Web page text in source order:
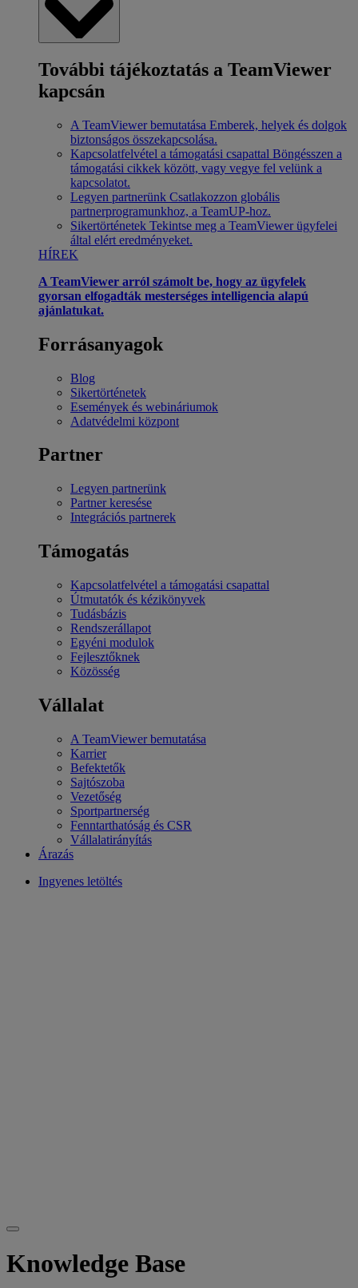
További tájékoztatás a TeamViewer
kapcsán
A TeamViewer bemutatása Emberek, helyek és dolgok
biztonságos összekapcsolása.
Kapcsolatfelvétel a támogatási csapattal Böngésszen a
támogatási cikkek között, vagy vegye fel velünk a
kapcsolatot.
Legyen partnerünk Csatlakozzon globális
partnerprogramunkhoz, a TeamUP-hoz.
Sikertörténetek Tekintse meg a TeamViewer ügyfelei
által elért eredményeket.
HÍREK
A TeamViewer arról számolt be, hogy az ügyfelek
gyorsan elfogadták mesterséges intelligencia alapú
ajánlatukat.
Forrásanyagok
Blog
Sikertörténetek
Események és webináriumok
Adatvédelmi központ
Partner
Legyen partnerünk
Partner keresése
Integrációs partnerek
Támogatás
Kapcsolatfelvétel a támogatási csapattal
Útmutatók és kézikönyvek
Tudásbázis
Rendszerállapot
Egyéni modulok
Fejlesztőknek
Közösség
Vállalat
A TeamViewer bemutatása
Karrier
Befektetők
Sajtószoba
Vezetőség
Sportpartnerség
Fenntarthatóság és CSR
Vállalatirányítás
Árazás
Ingyenes letöltés
Knowledge Base